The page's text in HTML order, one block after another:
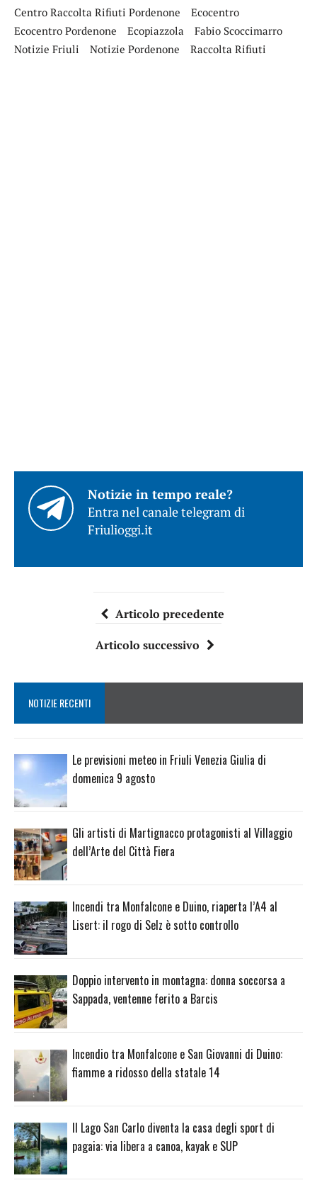
Centro Raccolta Rifiuti Pordenone
Ecocentro
Ecocentro Pordenone
Ecopiazzola
Fabio Scoccimarro
Notizie Friuli
Notizie Pordenone Raccolta Rifiuti
Notizie in tempo reale?
Entra nel canale telegram di
Friulioggi.it
Articolo precedente
Articolo successivo
NOTIZIE RECENTI
Le previsioni meteo in Friuli Venezia Giulia di
domenica 9 agosto
Gli artisti di Martignacco protagonisti al Villaggio
dell’Arte del Città Fiera
Incendi tra Monfalcone e Duino, riaperta l’A4 al
Lisert: il rogo di Selz è sotto controllo
Doppio intervento in montagna: donna soccorsa a
Sappada, ventenne ferito a Barcis
Incendio tra Monfalcone e San Giovanni di Duino:
fiamme a ridosso della statale 14
Il Lago San Carlo diventa la casa degli sport di
pagaia: via libera a canoa, kayak e SUP